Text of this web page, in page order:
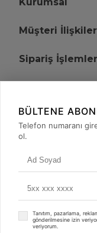
Müşteri
Sipariş
BÜLTENE
Telefon numaranı
ol.
Tanıtım, pazarlama,
gönderilmesine izin
veriyorum.